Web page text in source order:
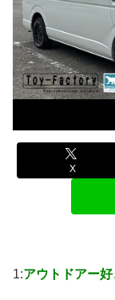
X
1:アウトドアー好